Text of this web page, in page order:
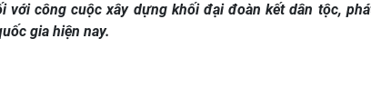
công cuộc xây dựng khối đại đoàn kết dân tộc,
gia hiện nay.